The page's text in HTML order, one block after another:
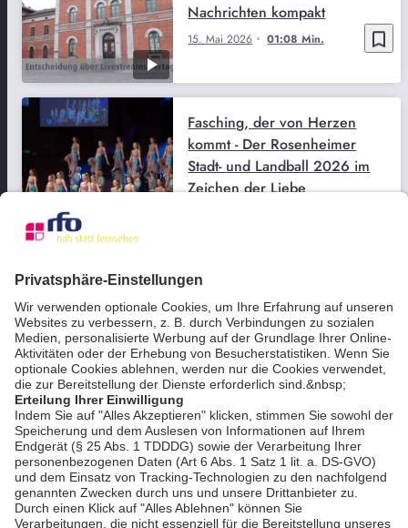
bookmark_border
15. Mai 2026 01:08 Min.
Nachrichten kompakt
Fasching, der von Herzen
kommt - Der Rosenheimer
Stadt- und Landball 2026 im
Zeichen der Liebe
bookmark_border
10. Feb. 2026 03:27 Min.
Gemeinsam um die Welt:
Sportliche Challenge vereint
Menschen